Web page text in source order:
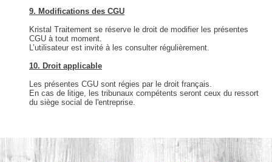
9. Modifications des CGU
Kristal Traitement se réserve le droit de modifier les présentes
CGU à tout moment.
L’utilisateur est invité à les consulter régulièrement.
10. Droit applicable
Les présentes CGU sont régies par le droit français.
En cas de litige, les tribunaux compétents seront ceux du ressort
du siège social de l'entreprise.